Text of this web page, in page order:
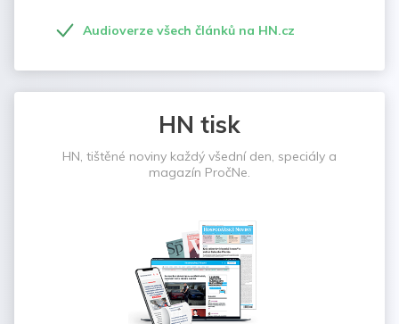
Audioverze všech článků na HN.cz
HN tisk
HN, tištěné noviny každý všední den, speciály a
magazín PročNe.